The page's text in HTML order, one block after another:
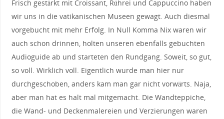
Frisch gestärkt mit Croissant, Rührei und Cappuccino haben
wir uns in die vatikanischen Museen gewagt. Auch diesmal
vorgebucht mit mehr Erfolg. In Null Komma Nix waren wir
auch schon drinnen, holten unseren ebenfalls gebuchten
Audioguide ab und starteten den Rundgang. Soweit, so gut,
so voll. Wirklich voll. Eigentlich wurde man hier nur
durchgeschoben, anders kam man gar nicht vorwärts. Naja,
aber man hat es halt mal mitgemacht. Die Wandteppiche,
die Wand- und Deckenmalereien und Verzierungen waren